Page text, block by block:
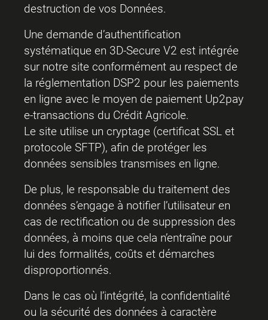
destruction de vos Données.
Une demande d’authentification
systématique en 3D-Secure V2 est intégrée
sur notre site conformément au respect de
la réglementation DSP2 pour les paiements
en ligne avec le moyen de paiement Up2pay
e-transactions du Crédit Agricole.
Le site utilise un cryptage (certificat SSL et
protocole SFTP), afin de protéger les
données sensibles transmises en ligne.
De plus, le responsable du traitement des
données s’engage à notifier l’utilisateur en
cas de rectification ou de suppression des
données, à moins que cela n’entraîne pour
lui des formalités, coûts et démarches
disproportionnés.
Dans le cas où l’intégrité, la confidentialité
ou la sécurité des données à caractère